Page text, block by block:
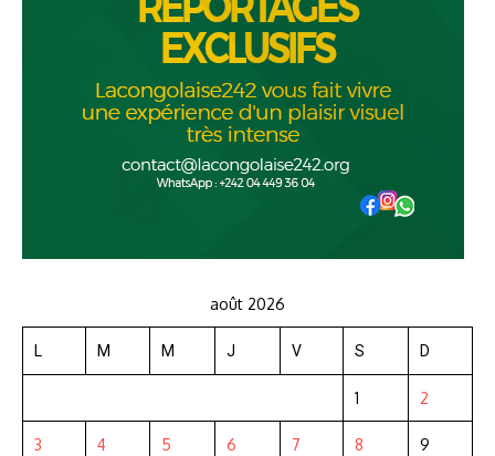
août 2026
L M M J V S D
1 2
3 4 5 6 7 8 9